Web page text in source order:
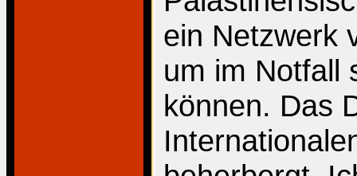
ein Netzwerk
um im Notfall
können. Das